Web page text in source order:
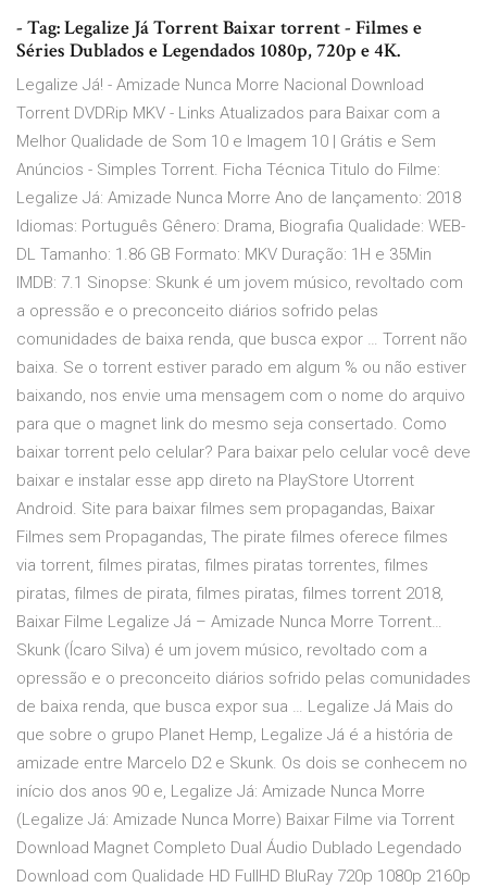
- Tag: Legalize Já Torrent Baixar torrent - Filmes e
Séries Dublados e Legendados 1080p, 720p e 4K.
Legalize Já! - Amizade Nunca Morre Nacional Download
Torrent DVDRip MKV - Links Atualizados para Baixar com a
Melhor Qualidade de Som 10 e Imagem 10 | Grátis e Sem
Anúncios - Simples Torrent. Ficha Técnica Titulo do Filme:
Legalize Já: Amizade Nunca Morre Ano de lançamento: 2018
Idiomas: Português Gênero: Drama, Biografia Qualidade: WEB-
DL Tamanho: 1.86 GB Formato: MKV Duração: 1H e 35Min
IMDB: 7.1 Sinopse: Skunk é um jovem músico, revoltado com
a opressão e o preconceito diários sofrido pelas
comunidades de baixa renda, que busca expor … Torrent não
baixa. Se o torrent estiver parado em algum % ou não estiver
baixando, nos envie uma mensagem com o nome do arquivo
para que o magnet link do mesmo seja consertado. Como
baixar torrent pelo celular? Para baixar pelo celular você deve
baixar e instalar esse app direto na PlayStore Utorrent
Android. Site para baixar filmes sem propagandas, Baixar
Filmes sem Propagandas, The pirate filmes oferece filmes
via torrent, filmes piratas, filmes piratas torrentes, filmes
piratas, filmes de pirata, filmes piratas, filmes torrent 2018,
Baixar Filme Legalize Já – Amizade Nunca Morre Torrent…
Skunk (Ícaro Silva) é um jovem músico, revoltado com a
opressão e o preconceito diários sofrido pelas comunidades
de baixa renda, que busca expor sua … Legalize Já Mais do
que sobre o grupo Planet Hemp, Legalize Já é a história de
amizade entre Marcelo D2 e Skunk. Os dois se conhecem no
início dos anos 90 e, Legalize Já: Amizade Nunca Morre
(Legalize Já: Amizade Nunca Morre) Baixar Filme via Torrent
Download Magnet Completo Dual Áudio Dublado Legendado
Download com Qualidade HD FullHD BluRay 720p 1080p 2160p